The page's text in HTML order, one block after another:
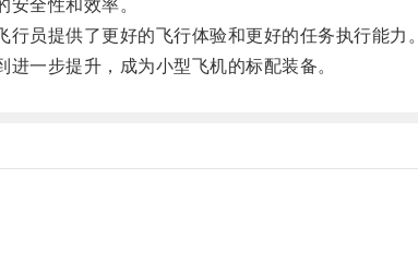
全性和效率。
员提供了更好的飞行体验和更好的任务执行能力。
一步提升，成为小型飞机的标配装备。